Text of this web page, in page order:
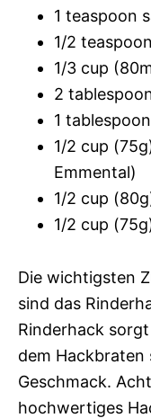
1 teaspoon
1/2
1/3 cup
2
1
1/2 cup
Emmental)
1/2 cup
1/2 cup
Die wichtigsten
sind das
Rinderhack
dem Hackbraten
Geschmack.
hochwertiges